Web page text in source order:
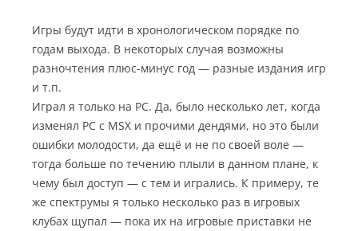
Игры будут идти в хронологическом порядке по
годам выхода. В некоторых случая возможны
разночтения плюс-минус год — разные издания игр
и т.п.
Играл я только на РС. Да, было несколько лет, когда
изменял РС с MSX и прочими дендями, но это были
ошибки молодости, да ещё и не по своей воле —
тогда больше по течению плыли в данном плане, к
чему был доступ — с тем и игрались. К примеру, те
же спектрумы я только несколько раз в игровых
клубах щупал — пока их на игровые приставки не